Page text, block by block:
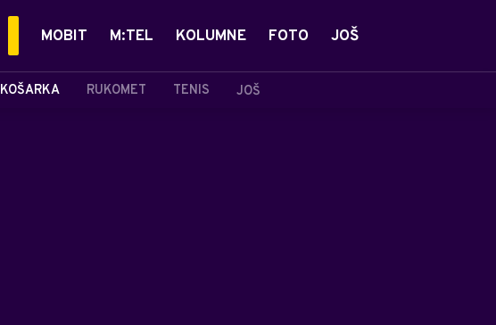
KOŠARKA RUKOMET TENIS JOŠ
MOBIT M:TEL KOLUMNE FOTO JOŠ